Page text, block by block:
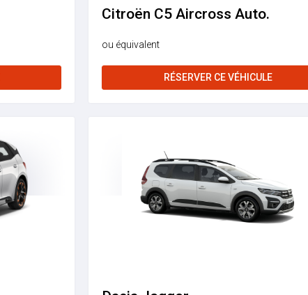
Citroën C5 Aircross Auto.
ou équivalent
RÉSERVER CE VÉHICULE